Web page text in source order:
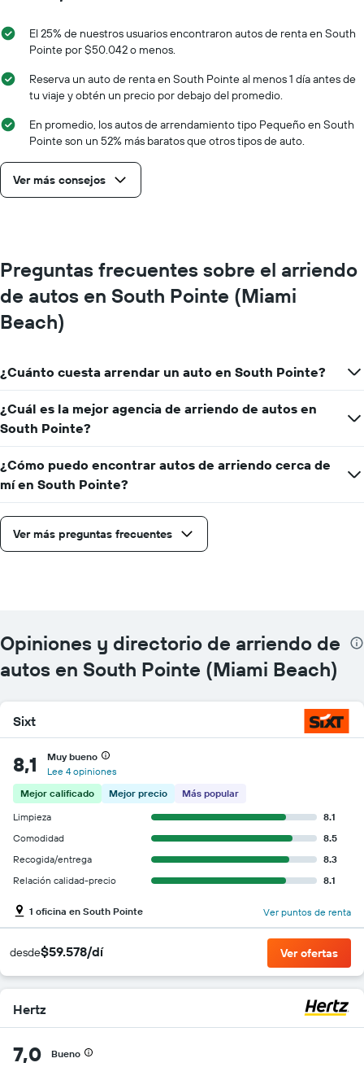
El 25% de nuestros usuarios encontraron autos de renta en South
Pointe por $50.042 o menos.
Reserva un auto de renta en South Pointe al menos 1 día antes de
tu viaje y obtén un precio por debajo del promedio.
En promedio, los autos de arrendamiento tipo Pequeño en South
Pointe son un 52% más baratos que otros tipos de auto.
Ver más consejos
Preguntas frecuentes sobre el arriendo
de autos en South Pointe (Miami
Beach)
¿Cuánto cuesta arrendar un auto en South Pointe?
¿Cuál es la mejor agencia de arriendo de autos en
South Pointe?
¿Cómo puedo encontrar autos de arriendo cerca de
mí en South Pointe?
Ver más preguntas frecuentes
Opiniones y directorio de arriendo de
autos en South Pointe (Miami Beach)
Sixt
8,1
Muy bueno
Lee 4 opiniones
Mejor calificado
Mejor precio
Más popular
Limpieza
8.1
Comodidad
8.5
Recogida/entrega
8.3
Relación calidad-precio
8.1
1 oficina en South Pointe Ver puntos de renta
desde$59.578/dí Ver ofertas
Hertz
7,0 Bueno